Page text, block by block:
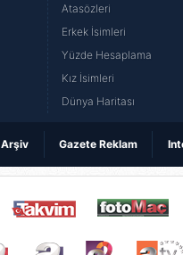
Atasözleri
Erkek İsimleri
Yüzde Hesaplama
Kız İsimleri
Dünya Haritası
Arşiv Gazete Reklam